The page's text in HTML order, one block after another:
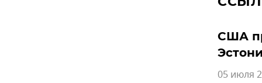
США
05 июля